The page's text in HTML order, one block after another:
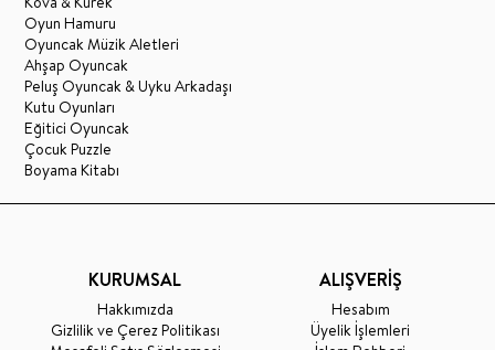
Oyun Hamuru
Oyuncak Müzik Aletleri
Ahşap Oyuncak
Peluş Oyuncak & Uyku Arkadaşı
Kutu Oyunları
Eğitici Oyuncak
Çocuk Puzzle
Boyama Kitabı
KURUMSAL
Hakkımızda
Gizlilik ve Çerez Politikası
ALIŞVERİŞ
Hesabım
Üyelik İşlemleri